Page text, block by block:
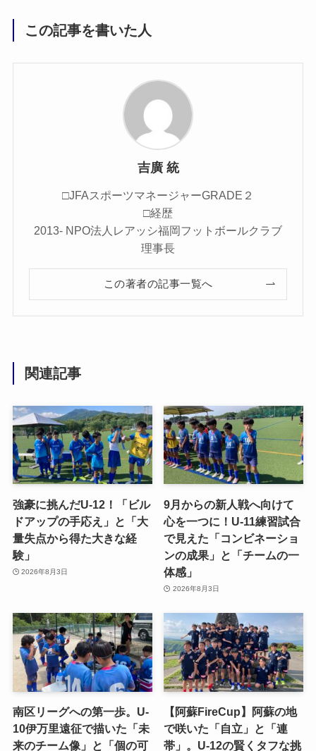
この記事を書いた人
吉廣 統
□JFAスポーツマネージャーGRADE２
□経歴
2013- NPO法人レアッシ福岡フットボールクラブ
理事長
この著者の記事一覧へ
関連記事
強豪に挑んだU-12！「ビル
ドアップの手応え」と「大
量失点から得た大きな経
験」
2026年8月3日
9月からの新人戦へ向けて
心を一つに！U-11練習試合
で見えた「コンビネーショ
ンの成果」と「チームの一
体感」
2026年8月3日
南区リーグへの第一歩。U-
10伊万里遠征で描いた「未
来のチーム像」と「個の可
【阿蘇FireCup】阿蘇の地
で咲いた「自立」と「連
帯」。U-12の賢くタフな挑